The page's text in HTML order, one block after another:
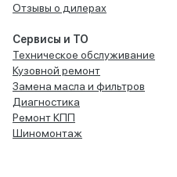
Отзывы о дилерах
Сервисы и ТО
Техническое обслуживание
Кузовной ремонт
Замена масла и фильтров
Диагностика
Ремонт КПП
Шиномонтаж